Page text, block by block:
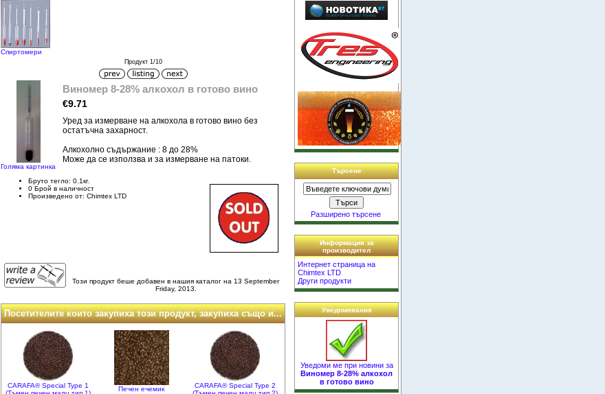
Спиртомери
Продукт 1/10
Голяма картинка
Виномер 8-28% алкохол в готово вино
€9.71
Уред за измерване на алкохола в готово вино без
остатъчна захарност.
Алкохолно съдържание : 8 до 28%
Може да се използва и за измерване на патоки.
Бруто тегло: 0.1кг.
0 Брой в наличност
Произведено от: Chimtex LTD
Този продукт беше добавен в нашия каталог на 13 September
Friday, 2013.
Посетителите които закупиха този продукт, закупиха също и...
CARAFA® Special Type 1
Печен ечемик
CARAFA® Special Type 2
Търсене
Разширено търсене
Информация за
производител
Интернет страница на
Chimtex LTD
Други продукти
Уведомявания
Уведоми ме при новини за
Виномер 8-28% алкохол
в готово вино